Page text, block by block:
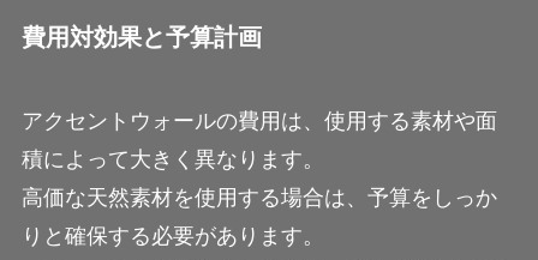
費用対効果と予算計画
アクセントウォールの費用は、使用する素材や面
積によって大きく異なります。
高価な天然素材を使用する場合は、予算をしっか
りと確保する必要があります。